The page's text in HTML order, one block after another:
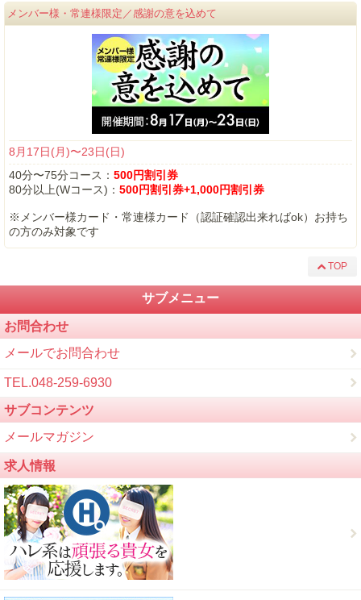
メンバー様・常連様限定／感謝の意を込めて
8月17日(月)〜23日(日)
40分〜75分コース： 500円割引券
80分以上(Wコース)： 500円割引券+1,000円割引券
※メンバー様カード・常連様カード（認証確認出来ればok）お持ち
の方のみ対象です
TOP
サブメニュー
お問合わせ
メールでお問合わせ
TEL.048-259-6930
サブコンテンツ
メールマガジン
求人情報